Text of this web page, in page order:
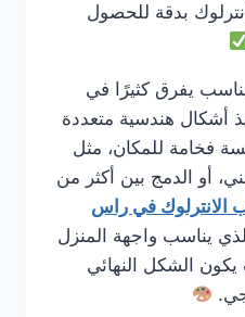
بدقة للحصول
يفرق كثيرًا في
أشكال هندسية متعددة
فخامة للمكان، مثل
أو الدمج بين أكثر من
الانترلوك في راس
يناسب واجهة المنزل
يكون الشكل النهائي